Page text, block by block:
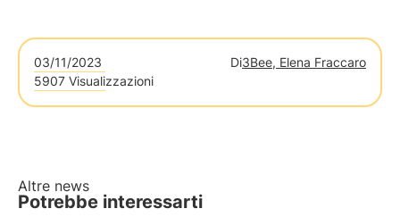
03/11/2023 Di3Bee, Elena Fraccaro
5907 Visualizzazioni
Altre news
Potrebbe interessarti